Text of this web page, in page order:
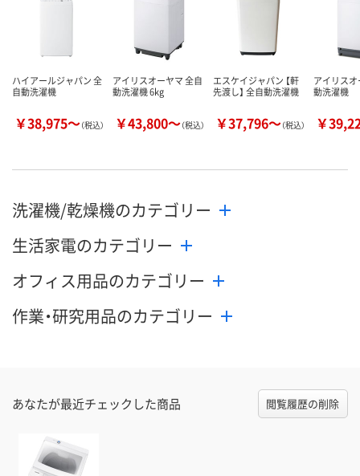
ハイアールジャパン 全
自動洗濯機
￥38,975～（税込）
アイリスオーヤマ 全自
動洗濯機 6kg
￥43,800～（税込）
エスケイジャパン 【軒
先渡し】 全自動洗濯機
￥37,796～（税込）
アイリス
動洗濯機
￥
洗濯機/乾燥機のカテゴリー
生活家電のカテゴリー
オフィス用品のカテゴリー
作業・研究用品のカテゴリー
あなたが最近チェックした商品 閲覧履歴の削除